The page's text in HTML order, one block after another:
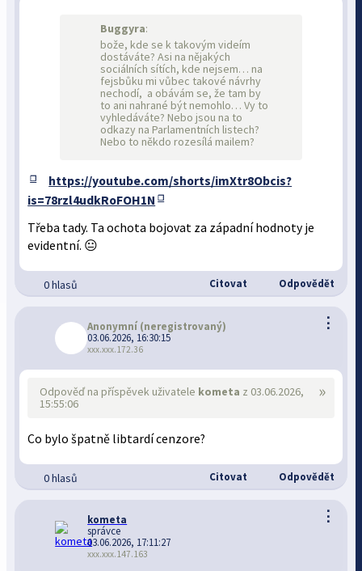
Buggyra:
bože, kde se k takovým videím
dostáváte? Asi na nějakých
sociálních sítích, kde nejsem… na
fejsbůku mi vůbec takové návrhy
nechodí, a obávám se, že tam by
to ani nahrané být nemohlo… Vy to
vyhledáváte? Nebo jsou na to
odkazy na Parlamentních listech?
Nebo to někdo rozesílá mailem?
https://youtube.com/shorts/imXtr8Obcis?
is=78rzl4udkRoFOH1N
Třeba tady. Ta ochota bojovat za západní hodnoty je
evidentní. 😐
0 hlasů Citovat Odpovědět
⋮
Anonymní (neregistrovaný)
03.06.2026, 16:30:15
xxx.xxx.172.36
»
Odpověď na příspěvek uživatele kometa z 03.06.2026,
15:55:06
Co bylo špatně libtardí cenzore?
0 hlasů Citovat Odpovědět
⋮
kometa
správce
03.06.2026, 17:11:27
xxx.xxx.147.163